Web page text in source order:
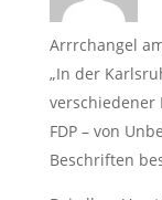
Arrrchangel
„In der
verschiedener
FDP – von
Beschriften